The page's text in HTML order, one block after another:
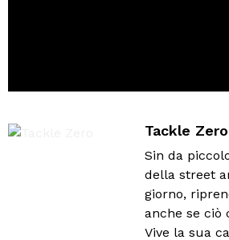
Tackle Zero
Sin da
della street
giorno,
anche se ciò
Vive la sua